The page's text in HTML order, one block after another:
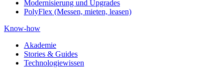
Modernisierung und Upgrades
PolyFlex (Messen, mieten, leasen)
Know-how
Akademie
Stories & Guides
Technologiewissen